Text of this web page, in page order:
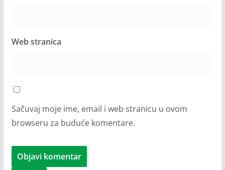
Web stranica
Sačuvaj moje ime, email i web stranicu u ovom
browseru za buduće komentare.